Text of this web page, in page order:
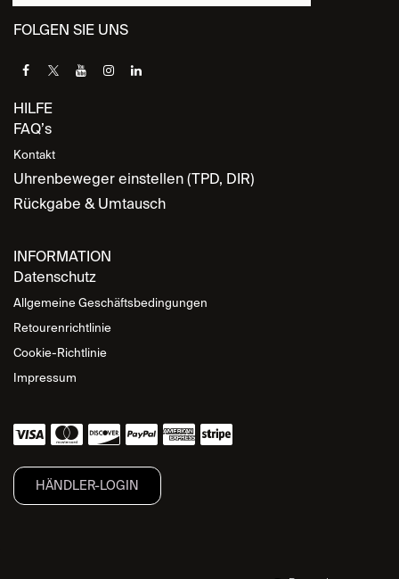
FOLGEN SIE UNS
HILFE
FAQ’s
Kontakt
Uhrenbeweger einstellen (TPD, DIR)
Rückgabe & Umtausch
INFORMATION
Datenschutz
Allgemeine Geschäftsbedingungen
Retourenrichtlinie
Cookie-Richtlinie
Impressum
HÄNDLER-LOGIN